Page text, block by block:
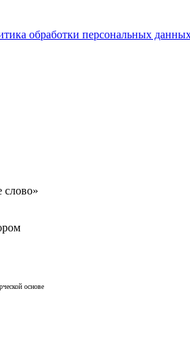
обработки персональных
основе